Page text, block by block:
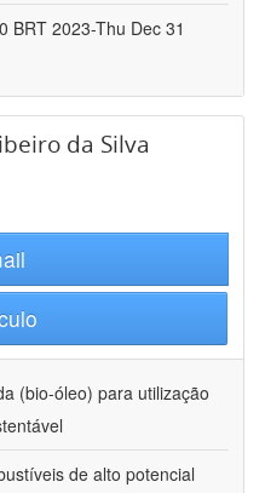
BRT 2023-Thu Dec 31
da Silva
(bio-óleo) para utilização
de alto potencial